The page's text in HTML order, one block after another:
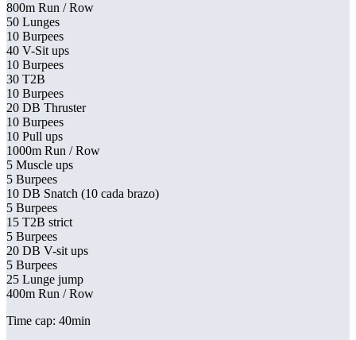
800m Run / Row
50 Lunges
10 Burpees
40 V-Sit ups
10 Burpees
30 T2B
10 Burpees
20 DB Thruster
10 Burpees
10 Pull ups
1000m Run / Row
5 Muscle ups
5 Burpees
10 DB Snatch (10 cada brazo)
5 Burpees
15 T2B strict
5 Burpees
20 DB V-sit ups
5 Burpees
25 Lunge jump
400m Run / Row
Time cap: 40min